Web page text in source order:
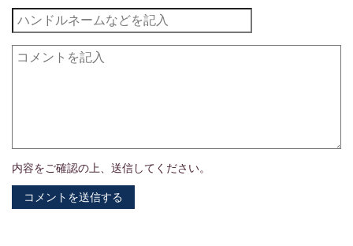
内容をご確認の上、送信してください。